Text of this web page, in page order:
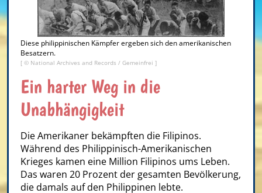
Diese philippinischen Kämpfer ergeben sich den amerikanischen
Besatzern.
[ © National Archives and Records / Gemeinfrei ]
Ein harter Weg in die
Unabhängigkeit
Die Amerikaner bekämpften die Filipinos.
Während des Philippinisch-Amerikanischen
Krieges kamen eine Million Filipinos ums Leben.
Das waren 20 Prozent der gesamten Bevölkerung,
die damals auf den Philippinen lebte.